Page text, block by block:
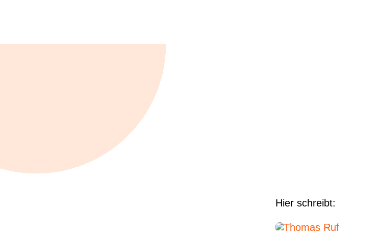
Hier schreibt: